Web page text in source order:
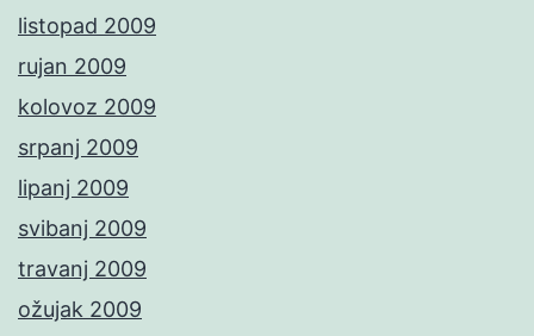
listopad 2009
rujan 2009
kolovoz 2009
srpanj 2009
lipanj 2009
svibanj 2009
travanj 2009
ožujak 2009